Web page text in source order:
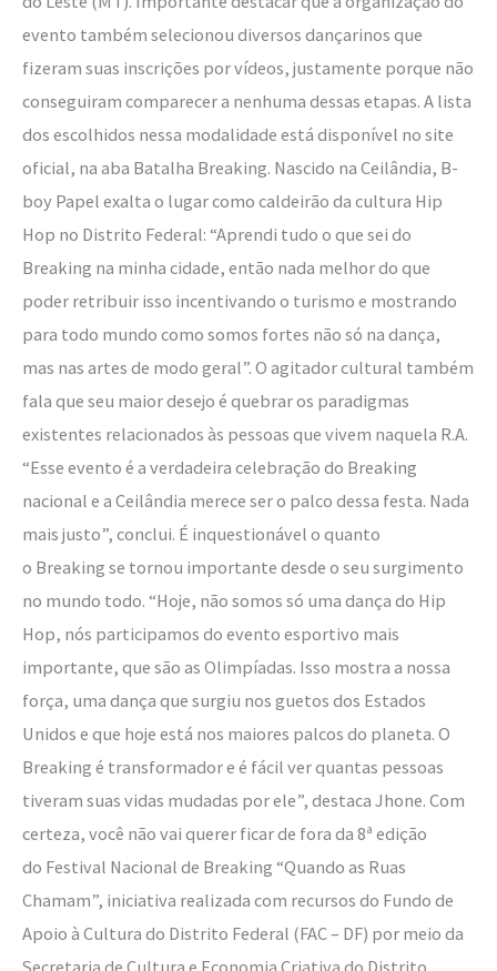
evento também selecionou diversos dançarinos que
fizeram suas inscrições por vídeos, justamente porque não
conseguiram comparecer a nenhuma dessas etapas. A lista
dos escolhidos nessa modalidade está disponível no site
oficial, na aba Batalha Breaking. Nascido na Ceilândia, B-
boy Papel exalta o lugar como caldeirão da cultura Hip
Hop no Distrito Federal: “Aprendi tudo o que sei do
Breaking na minha cidade, então nada melhor do que
poder retribuir isso incentivando o turismo e mostrando
para todo mundo como somos fortes não só na dança,
mas nas artes de modo geral”. O agitador cultural também
fala que seu maior desejo é quebrar os paradigmas
existentes relacionados às pessoas que vivem naquela R.A.
“Esse evento é a verdadeira celebração do Breaking
nacional e a Ceilândia merece ser o palco dessa festa. Nada
mais justo”, conclui. É inquestionável o quanto
o Breaking se tornou importante desde o seu surgimento
no mundo todo. “Hoje, não somos só uma dança do Hip
Hop, nós participamos do evento esportivo mais
importante, que são as Olimpíadas. Isso mostra a nossa
força, uma dança que surgiu nos guetos dos Estados
Unidos e que hoje está nos maiores palcos do planeta. O
Breaking é transformador e é fácil ver quantas pessoas
tiveram suas vidas mudadas por ele”, destaca Jhone. Com
certeza, você não vai querer ficar de fora da 8ª edição
do Festival Nacional de Breaking “Quando as Ruas
Chamam”, iniciativa realizada com recursos do Fundo de
Apoio à Cultura do Distrito Federal (FAC – DF) por meio da
Secretaria de Cultura e Economia Criativa do Distrito